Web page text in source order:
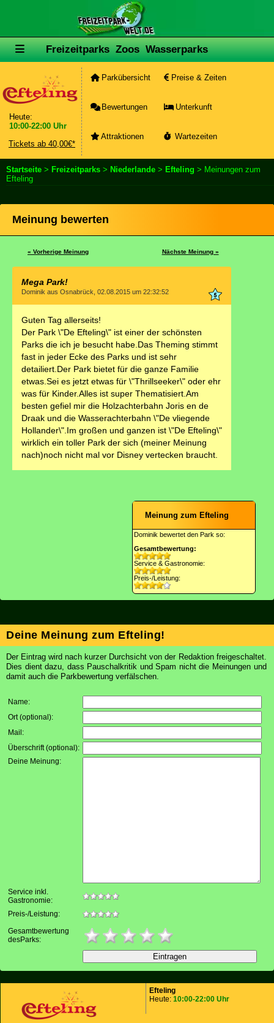
Freizeitparks Zoos Wasserparks
Heute:
10:00-22:00 Uhr
Tickets ab 40,00€*
Parkübersicht Preise & Zeiten
Bewertungen Unterkunft
Attraktionen Wartezeiten
Startseite > Freizeitparks > Niederlande > Efteling > Meinungen zum
Efteling
Meinung bewerten
« Vorherige Meinung Nächste Meinung »
Mega Park!
Dominik aus Osnabrück, 02.08.2015 um 22:32:52
Guten Tag allerseits!
Der Park \"De Efteling\" ist einer der schönsten
Parks die ich je besucht habe.Das Theming stimmt
fast in jeder Ecke des Parks und ist sehr
detailiert.Der Park bietet für die ganze Familie
etwas.Sei es jetzt etwas für \"Thrillseeker\" oder ehr
was für Kinder.Alles ist super Thematisiert.Am
besten gefiel mir die Holzachterbahn Joris en de
Draak und die Wasserachterbahn \"De vliegende
Hollander\".Im großen und ganzen ist \"De Efteling\"
wirklich ein toller Park der sich (meiner Meinung
nach)noch nicht mal vor Disney vertecken braucht.
Meinung zum Efteling
Dominik bewertet den Park so:
Gesamtbewertung:
Service & Gastronomie:
Preis-/Leistung:
Deine Meinung zum Efteling!
Der Eintrag wird nach kurzer Durchsicht von der Redaktion freigeschaltet.
Dies dient dazu, dass Pauschalkritik und Spam nicht die Meinungen und
damit auch die Parkbewertung verfälschen.
Name:
Ort (optional):
Mail:
Überschrift (optional):
Deine Meinung:
Service inkl.
Gastronomie:
Preis-/Leistung:
Gesamtbewertung
desParks:
Efteling
Heute: 10:00-22:00 Uhr